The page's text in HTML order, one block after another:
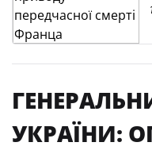
УКРАЇНИ: